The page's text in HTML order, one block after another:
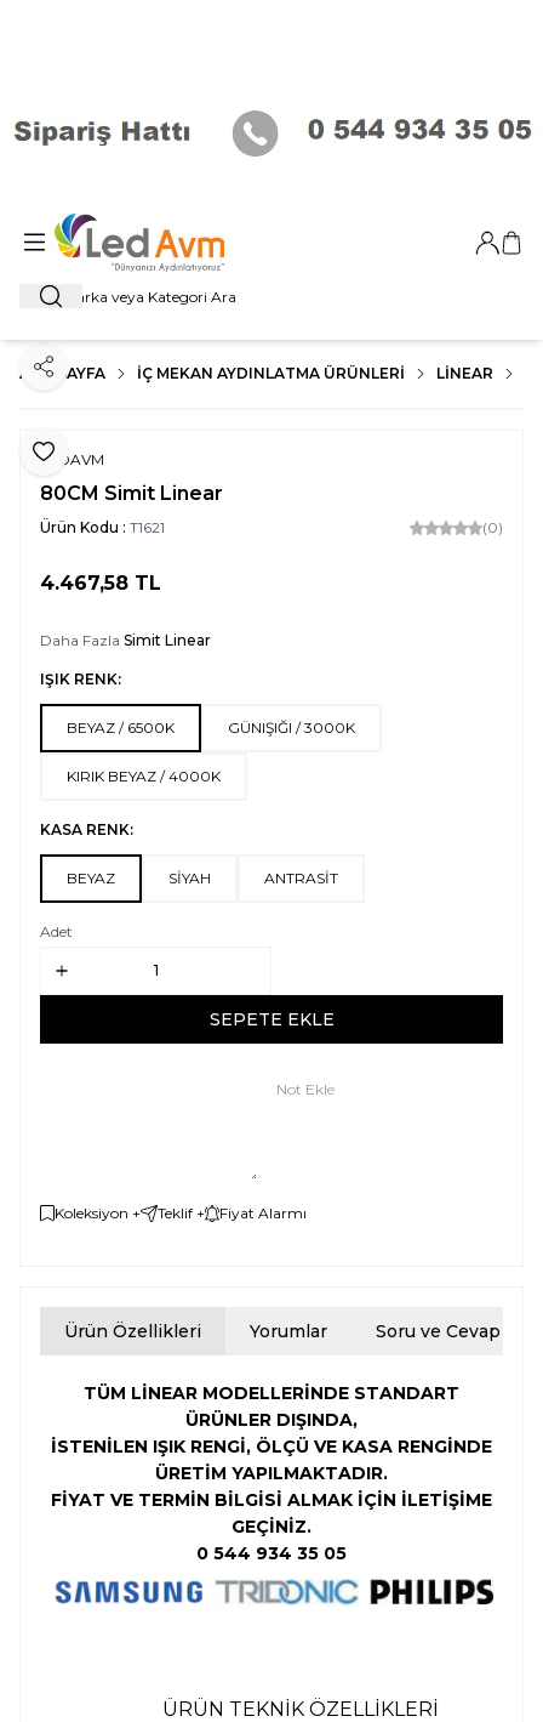
Ara
Giriş
ANA SAYFA İÇ MEKAN AYDINLATMA ÜRÜNLERI LİNEAR
Favoriye Ekle
Paylaş
LEDAVM
80CM Simit Linear
Ürün Kodu : T1621 (0)
4.467,58 TL
Daha Fazla Simit Linear
IŞIK RENK:
BEYAZ / 6500K GÜNIŞIĞI / 3000K
KIRIK BEYAZ / 4000K
KASA RENK:
BEYAZ SİYAH ANTRASİT
Adet
SEPETE EKLE
Not Ekle
Koleksiyon + Teklif + Fiyat Alarmı
Ürün Özellikleri Yorumlar Soru ve Cevap
TÜM LİNEAR MODELLERİNDE STANDART
ÜRÜNLER DIŞINDA,
İSTENİLEN IŞIK RENGİ, ÖLÇÜ VE KASA RENGİNDE
ÜRETİM YAPILMAKTADIR.
FİYAT VE TERMİN BİLGİSİ ALMAK İÇİN İLETİŞİME
GEÇİNİZ.
0 544 934 35 05
ÜRÜN TEKNİK ÖZELLİKLERİ